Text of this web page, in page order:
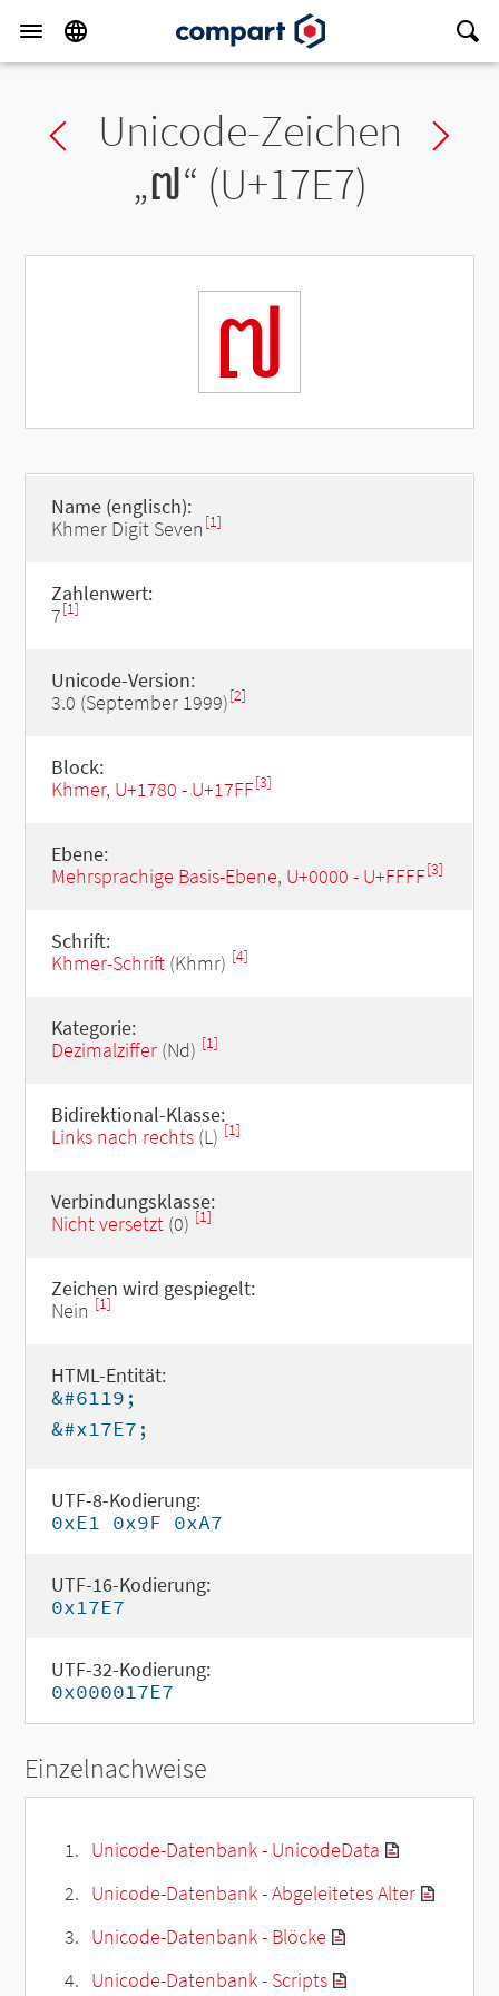
Previous char
Unicode-Zeichen
„៧“ (U+17E7)
៧
Name (englisch):
Khmer Digit Seven [1]
Zahlenwert:
7[1]
Unicode-Version:
3.0 (September 1999)[2]
Block:
Khmer, U+1780 - U+17FF[3]
Ebene:
Mehrsprachige Basis-Ebene, U+0000 - U+FFFF[3]
Schrift:
Khmer-Schrift(Khmr) [4]
Kategorie:
Dezimalziffer(Nd) [1]
Bidirektional-Klasse:
Links nach rechts(L) [1]
Verbindungsklasse:
Nicht versetzt(0) [1]
Zeichen wird gespiegelt:
Nein [1]
HTML-Entität:
&#6119;
&#x17E7;
UTF-8-Kodierung:
0xE1 0x9F 0xA7
UTF-16-Kodierung:
0x17E7
UTF-32-Kodierung:
0x000017E7
Einzelnachweise
Unicode-Datenbank - UnicodeData
Unicode-Datenbank - Abgeleitetes Alter
Unicode-Datenbank - Blöcke
Unicode-Datenbank - Scripts